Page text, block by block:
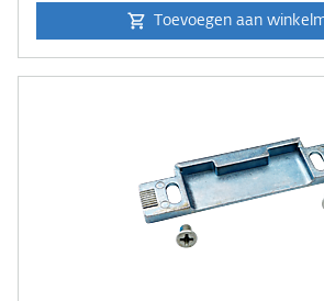
Toevoegen aan